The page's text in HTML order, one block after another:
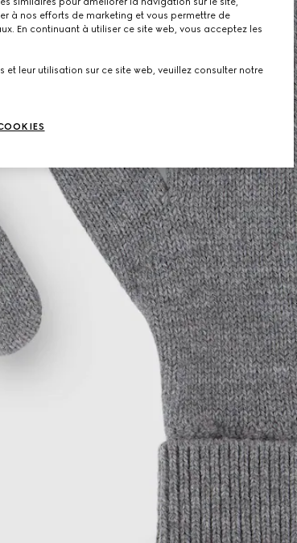
à nos efforts de marketing et vous permettre de
En continuant à utiliser ce site web, vous acceptez les
leur utilisation sur ce site web, veuillez consulter notre